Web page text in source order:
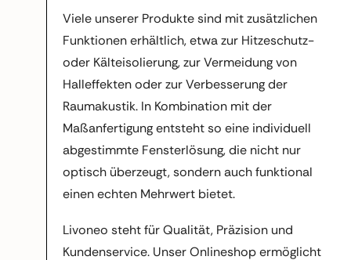
Viele unserer Produkte sind mit zusätzlichen
Funktionen erhältlich, etwa zur Hitzeschutz-
oder Kälteisolierung, zur Vermeidung von
Halleffekten oder zur Verbesserung der
Raumakustik. In Kombination mit der
Maßanfertigung entsteht so eine individuell
abgestimmte Fensterlösung, die nicht nur
optisch überzeugt, sondern auch funktional
einen echten Mehrwert bietet.
Livoneo steht für Qualität, Präzision und
Kundenservice. Unser Onlineshop ermöglicht